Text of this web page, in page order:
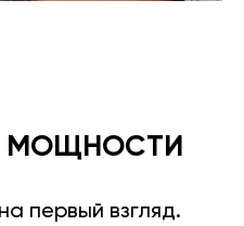
МОЩНОСТИ
первый взгляд.